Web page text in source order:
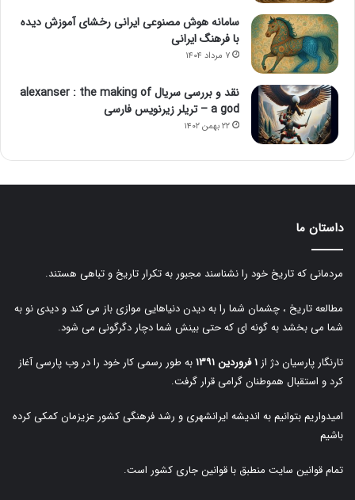
سامانه هوش مصنوعی ایرانی رخشای آموزش دیده
با فرهنگ ایرانی
۷ مرداد ۱۴۰۴
نقد و بررسی سریال alexanser : the making of
a god – تریلر زیرنویس فارسی
۲۲ بهمن ۱۴۰۲
داستان ما
مردمانی که تاریخ خود را نشناسند مجبور به تکرار تاریخ و تباهی هستند.
مطالعه تاریخ ، چشمان شما را به دیدن دنیاهایی موازی باز می کند و دیدی نو به
شما می بخشد به گونه ای که حتی بینش شما دچار دگرگونی می شود.
تارنگار پارسیان دژ از ۱ فروردین ۱۳۹۱
به طور رسمی کار خود را در وب پارسی آغاز
کرد و استقبال هموطنان گرامی قرار گرفت.
امیدواریم بتوانیم به اندیشه ایرانشهری و رشد فرهنگی کشور عزیزمان کمکی کرده
باشیم
تمام قوانین سایت منطبق با قوانین جاری کشور است.